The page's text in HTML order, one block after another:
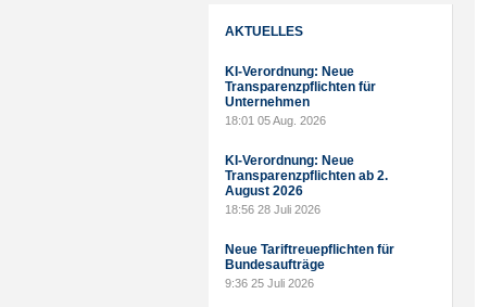
AKTUELLES
KI-Verordnung: Neue
Transparenzpflichten für
Unternehmen
18:01 05 Aug. 2026
KI-Verordnung: Neue
Transparenzpflichten ab 2.
August 2026
18:56 28 Juli 2026
Neue Tariftreuepflichten für
Bundesaufträge
9:36 25 Juli 2026